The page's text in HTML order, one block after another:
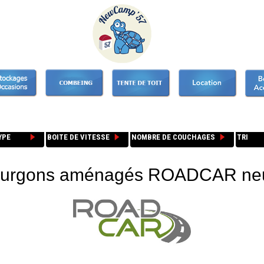
aménagés ROADCAR